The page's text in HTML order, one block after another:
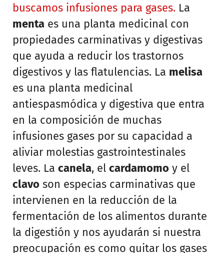
buscamos infusiones para gases. La
menta es una planta medicinal con
propiedades carminativas y digestivas
que ayuda a reducir los trastornos
digestivos y las flatulencias. La melisa
es una planta medicinal
antiespasmódica y digestiva que entra
en la composición de muchas
infusiones gases por su capacidad a
aliviar molestias gastrointestinales
leves. La canela, el cardamomo y el
clavo son especias carminativas que
intervienen en la reducción de la
fermentación de los alimentos durante
la digestión y nos ayudarán si nuestra
preocupación es como quitar los gases